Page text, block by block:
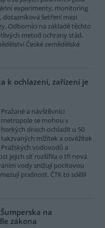
experimenty, monitoring
šetření mezi
Odborníci na základě těchto
metod ochrany stád,
České zemědělské
k ochlazení, zařízení je
Pražané a návštěvníci
metropole se mohou v
horkých dnech ochladit u 50
takzvaných mlžítek a osvěžítek
Pražských vodovodů a
jejich síť rozšířila o tři nová
vody snižují pocitovou
prašnost. ČTK to sdělil
na
zákona